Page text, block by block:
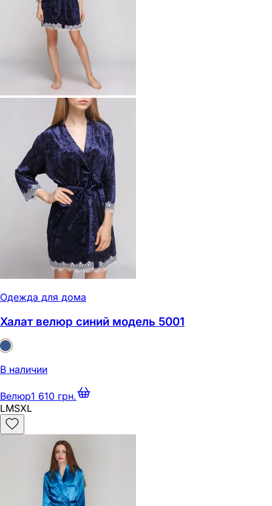
Одежда для дома
Халат велюр синий модель 5001
В наличии
Велюр1 610 грн.
LMSXL